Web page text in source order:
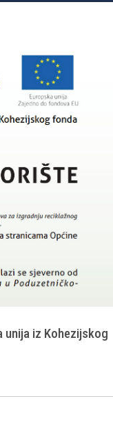
unija iz Kohezijskog